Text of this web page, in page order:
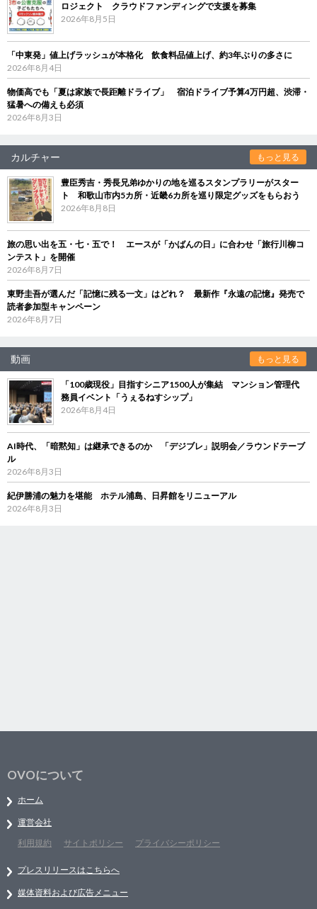
ロジェクト クラウドファンディングで支援を募集
2026年8月5日
「中東発」値上げラッシュが本格化 飲食料品値上げ、約3年ぶりの多さに
2026年8月4日
物価高でも「夏は家族で長距離ドライブ」 宿泊ドライブ予算4万円超、渋滞・
猛暑への備えも必須
2026年8月3日
カルチャー もっと見る
豊臣秀吉・秀長兄弟ゆかりの地を巡るスタンプラリーがスター
ト 和歌山市内5カ所・近畿6カ所を巡り限定グッズをもらおう
2026年8月8日
旅の思い出を五・七・五で！ エースが「かばんの日」に合わせ「旅行川柳コ
ンテスト」を開催
2026年8月7日
東野圭吾が選んだ「記憶に残る一文」はどれ？ 最新作『永遠の記憶』発売で
読者参加型キャンペーン
2026年8月7日
動画 もっと見る
「100歳現役」目指すシニア1500人が集結 マンション管理代
務員イベント「うぇるねすシップ」
2026年8月4日
AI時代、「暗黙知」は継承できるのか 「デジブレ」説明会／ラウンドテーブ
ル
2026年8月3日
紀伊勝浦の魅力を堪能 ホテル浦島、日昇館をリニューアル
2026年8月3日
OVOについて
ホーム
運営会社
利用規約
サイトポリシー プライバシーポリシー
プレスリリースはこちらへ
媒体資料および広告メニュー